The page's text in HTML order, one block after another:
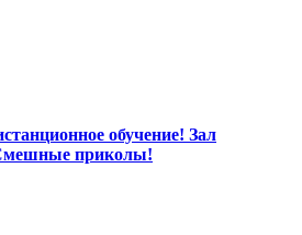
обучение! Зал
приколы!